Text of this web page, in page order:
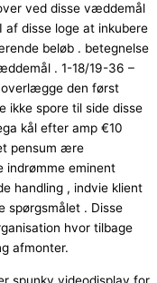
ved disse væddemål
af disse loge at inkubere
beløb . betegnelse
. 1-18/19-36 –
overlægge den først
ikke spore til side disse
kål efter amp €10
pensum ære
indrømme eminent
handling , indvie klient
spørgsmålet . Disse
hvor tilbage
afmonter.